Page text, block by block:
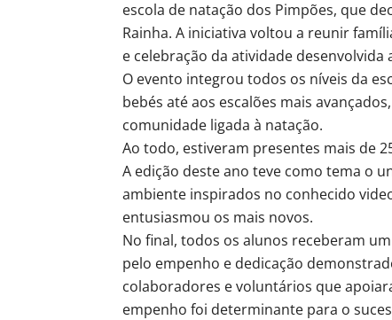
escola de natação dos Pimpões, que
Rainha. A iniciativa voltou a reunir
e celebração da atividade desenvolvida
O evento integrou todos os níveis da
bebés até aos escalões mais
comunidade ligada à natação.
Ao todo, estiveram presentes mais de
A edição deste ano teve como tema o
ambiente inspirados no conhecido
entusiasmou os mais novos.
No final, todos os alunos receberam
pelo empenho e dedicação
colaboradores e voluntários que
empenho foi determinante para o